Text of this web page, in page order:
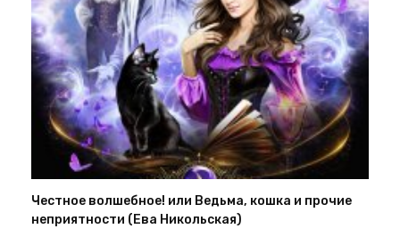
Честное волшебное! или Ведьма, кошка и прочие
неприятности (Ева Никольская)